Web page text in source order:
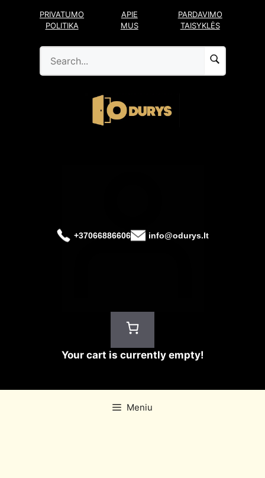
PRIVATUMO
POLITIKA
APIE
MUS
PARDAVIMO
TAISYKLĖS
+37066886606 info@odurys.lt
Your cart is currently empty!
Meniu